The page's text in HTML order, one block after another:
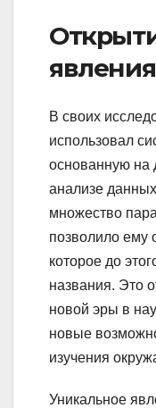
явления
В своих
использовал
основанную на
анализе
множество
позволило ему
которое до
названия. Это
новой эры в
новые
изучения
Уникальное